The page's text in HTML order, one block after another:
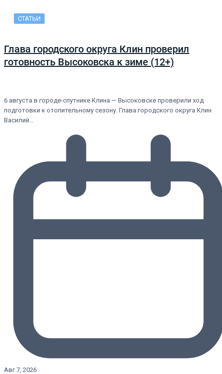
СТАТЬИ
Глава городского округа Клин проверил
готовность Высоковска к зиме (12+)
6 августа в городе-спутнике Клина — Высоковске проверили ход
подготовки к отопительному сезону. Глава городского округа Клин
Василий…
Авг 7, 2026